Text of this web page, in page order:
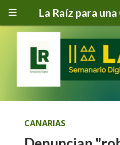
La Raíz para
CANARIAS